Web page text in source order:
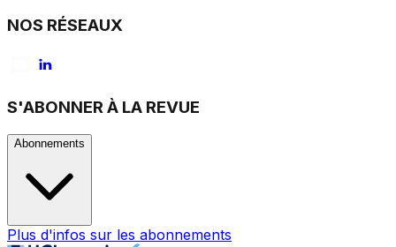
NOS RÉSEAUX
S'ABONNER À LA REVUE
Abonnements
Plus d'infos sur les abonnements